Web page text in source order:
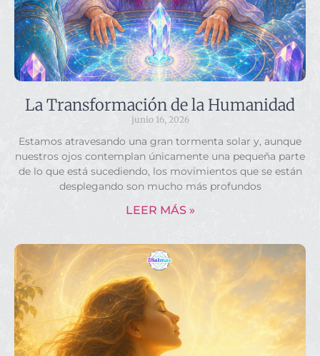
La Transformación de la Humanidad
junio 16, 2026
Estamos atravesando una gran tormenta solar y, aunque
nuestros ojos contemplan únicamente una pequeña parte
de lo que está sucediendo, los movimientos que se están
desplegando son mucho más profundos
LEER MÁS »